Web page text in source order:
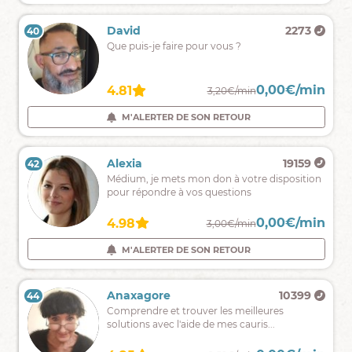
39 Natacha
19384
Je
une
guidance
authentique
et
bienveillante.
4.97 0,00€/min
M'ALERTER DE SON RETOUR
40 David 2273
Que puis-je faire pour vous ?
4.81 3,20€/min0,00€/min
M'ALERTER DE SON RETOUR
41 Giani
305
La
porte
changement
ne
peut
s'ouvrir
que
l'intérieur.
4.90 2,39€/min 0,00€/min
M'ALERTER DE SON RETOUR
42 Alexia 19159
Médium, je mets mon don à votre disposition
pour répondre à vos questions
4.98 3,00€/min0,00€/min
M'ALERTER DE SON RETOUR
43 Adjaa
16
Adjaa,
à
44 Anaxagore 10399
Comprendre et trouver les meilleures
solutions avec l'aide de mes cauris...